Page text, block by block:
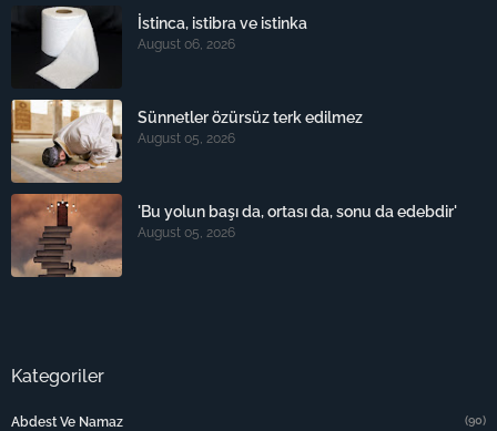
İstinca, istibra ve istinka
August 06, 2026
Sünnetler özürsüz terk edilmez
August 05, 2026
'Bu yolun başı da, ortası da, sonu da edebdir'
August 05, 2026
Kategoriler
Abdest Ve Namaz (90)